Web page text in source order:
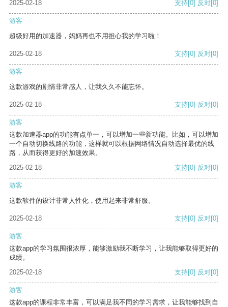
2025-02-18 支持[0] 反对[0]
游客
超级好用的加速器，妈妈再也不用担心我的学习啦！
2025-02-18 支持[0] 反对[0]
游客
这款游戏的剧情非常感人，让我久久不能忘怀。
2025-02-18 支持[0] 反对[0]
游客
这款加速器app的功能有点单一，可以增加一些新功能。比如，可以增加
一个自动切换线路的功能，这样就可以根据网络情况自动选择最优的线
路，从而获得更好的加速效果。
2025-02-18
支持[0] 反对[0]
游客
这款软件的设计非常人性化，使用起来非常舒服。
2025-02-18 支持[0] 反对[0]
游客
这款app的学习氛围很浓厚，能够激励我不断学习，让我能够取得更好的
成绩。
2025-02-18
支持[0] 反对[0]
游客
这款app的课程非常丰富，可以满足我不同的学习需求，让我能够找到自